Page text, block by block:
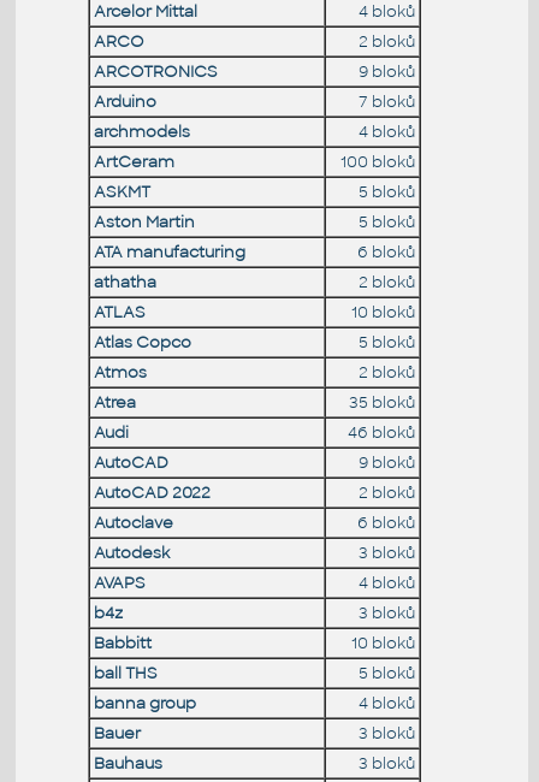
Arcelor Mittal
4 bloků
ARCO
2 bloků
ARCOTRONICS
9 bloků
Arduino
7 bloků
archmodels
4 bloků
ArtCeram
100 bloků
ASKMT
5 bloků
Aston Martin
5 bloků
ATA manufacturing
6 bloků
athatha
2 bloků
ATLAS
10 bloků
Atlas Copco
5 bloků
Atmos
2 bloků
Atrea
35 bloků
Audi
46 bloků
AutoCAD
9 bloků
AutoCAD 2022
2 bloků
Autoclave
6 bloků
Autodesk
3 bloků
AVAPS
4 bloků
b4z
3 bloků
Babbitt
10 bloků
ball THS
5 bloků
banna group
4 bloků
Bauer
3 bloků
Bauhaus
3 bloků